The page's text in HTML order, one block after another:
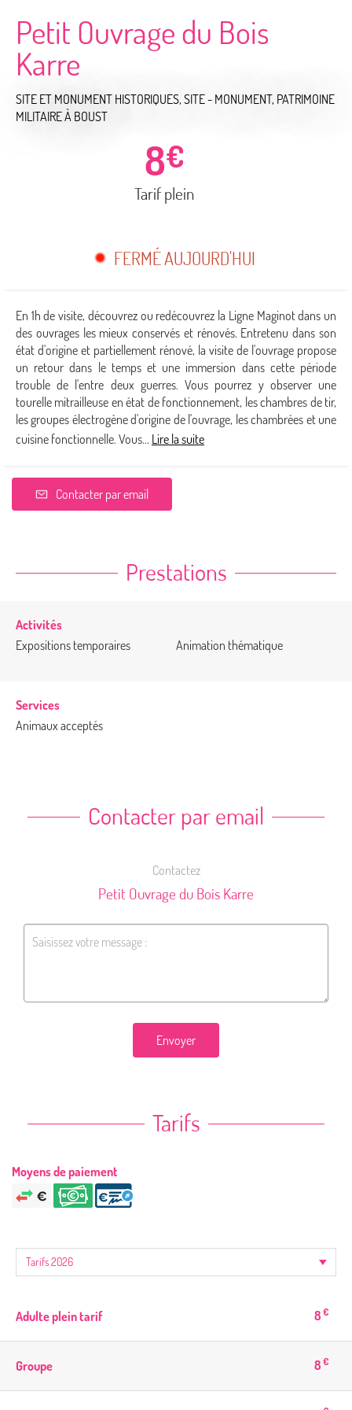
Petit Ouvrage du Bois
Karre
SITE ET MONUMENT HISTORIQUES, SITE - MONUMENT, PATRIMOINE
MILITAIREÀ BOUST
8€
Tarif plein
FERMÉ AUJOURD'HUI
En 1h de visite, découvrez ou redécouvrez la Ligne Maginot dans un
des ouvrages les mieux conservés et rénovés. Entretenu dans son
état d'origine et partiellement rénové, la visite de l'ouvrage propose
un retour dans le temps et une immersion dans cette période
trouble de l'entre deux guerres. Vous pourrez y observer une
tourelle mitrailleuse en état de fonctionnement, les chambres de tir,
les groupes électrogène d'origine de l'ouvrage, les chambrées et une
cuisine fonctionnelle. Vous... Lire la suite
Contacter par email
Prestations
Activités
Expositions temporaires
Animation thématique
Services
Animaux acceptés
Contacter par email
Contactez
Petit Ouvrage du Bois Karre
Envoyer
Tarifs
Moyens de paiement
Adulte plein tarif 8 €
Groupe 8 €